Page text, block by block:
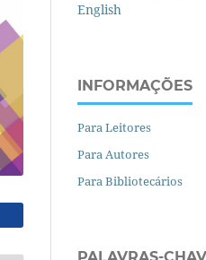
English
INFORMAÇÕES
Para Leitores
Para Autores
Para Bibliotecários